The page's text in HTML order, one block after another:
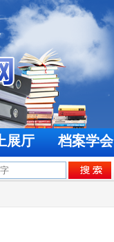
展厅 档案学会